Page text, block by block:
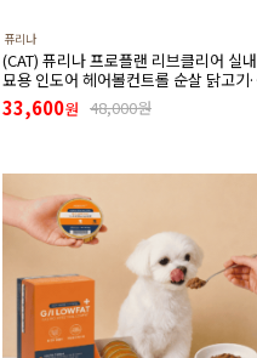
퓨리나
(CAT) 퓨리나 프로플랜 리브클리어 실내
묘용 인도어 헤어볼컨트롤 순살 닭고기
(고양이 알레르기 감소식단)(1.5kg) (유통
기한27년3월)
33,600원 48,000원